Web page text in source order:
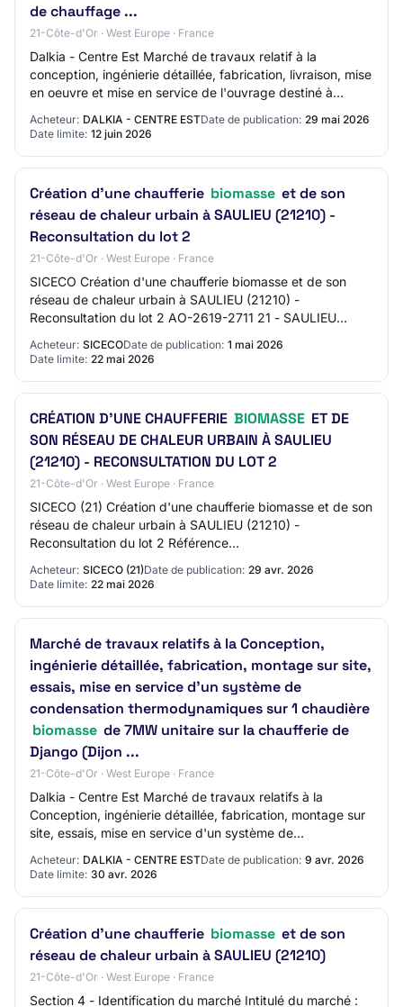
de chauffage ...
21-Côte-d'Or · West Europe · France
Dalkia - Centre Est Marché de travaux relatif à la
conception, ingénierie détaillée, fabrication, livraison, mise
en oeuvre et mise en service de l'ouvrage destiné à
Acheteur: DALKIA - CENTRE ESTDate de publication: 29 mai 2026
Date limite: 12 juin 2026
Création d'une chaufferie biomasse et de son
réseau de chaleur urbain à SAULIEU (21210) -
Reconsultation du lot 2
21-Côte-d'Or · West Europe · France
SICECO Création d'une chaufferie biomasse et de son
réseau de chaleur urbain à SAULIEU (21210) -
Reconsultation du lot 2 AO-2619-2711 21 - SAULIEU
Acheteur: SICECODate de publication: 1 mai 2026
Date limite: 22 mai 2026
CRÉATION D'UNE CHAUFFERIE BIOMASSE ET DE
SON RÉSEAU DE CHALEUR URBAIN À SAULIEU
(21210) - RECONSULTATION DU LOT 2
21-Côte-d'Or · West Europe · France
SICECO (21) Création d'une chaufferie biomasse et de son
réseau de chaleur urbain à SAULIEU (21210) -
Reconsultation du lot 2 Référence
SICECO_21_A_20260428W2_1 Type de marché / Type de
prestation Pu…
Acheteur: SICECO (21)Date de publication: 29 avr. 2026
Date limite: 22 mai 2026
Marché de travaux relatifs à la Conception,
ingénierie détaillée, fabrication, montage sur site,
essais, mise en service d'un système de
condensation thermodynamiques sur 1 chaudière
biomasse de 7MW unitaire sur la chaufferie de
Django (Dijon ...
21-Côte-d'Or · West Europe · France
Dalkia - Centre Est Marché de travaux relatifs à la
Conception, ingénierie détaillée, fabrication, montage sur
site, essais, mise en service d'un système de
Acheteur: DALKIA - CENTRE ESTDate de publication: 9 avr. 2026
Date limite: 30 avr. 2026
Création d'une chaufferie biomasse et de son
réseau de chaleur urbain à SAULIEU (21210)
21-Côte-d'Or · West Europe · France
Section 4 - Identification du marché Intitulé du marché :